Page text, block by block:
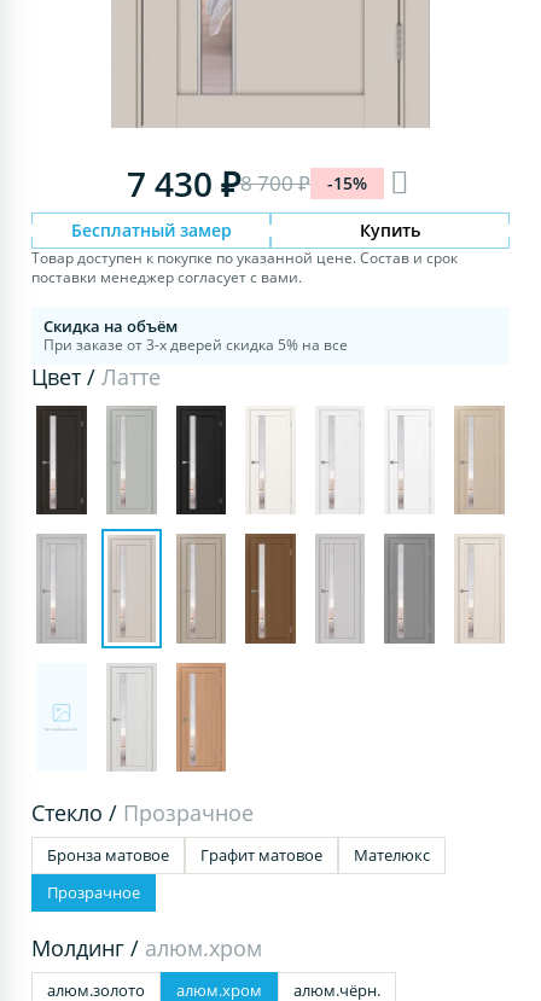
7 430 ₽8 700 ₽ -15%
Бесплатный замер Купить
Товар доступен к покупке по указанной цене. Состав и срок
поставки менеджер согласует с вами.
Скидка на объём
При заказе от 3-х дверей скидка 5% на все
Цвет /Латте
Стекло / Прозрачное
Бронза матовое Графит матовое
Мателюкс
Прозрачное
Молдинг / алюм.хром
алюм.золото алюм.хром алюм.чёрн.